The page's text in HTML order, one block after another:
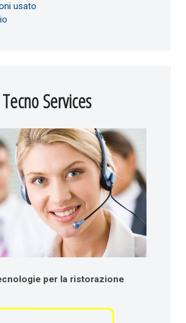
usato
Services
per la ristorazione